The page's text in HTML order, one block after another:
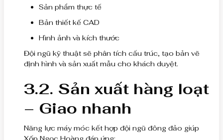
Sản phẩm thực tế
Bản thiết kế CAD
Hình ảnh và kích thước
Đội ngũ kỹ thuật sẽ phân tích cấu trúc, tạo bản vẽ
định hình và sản xuất mẫu cho khách duyệt.
3.2. Sản xuất hàng loạt
– Giao nhanh
Năng lực máy móc kết hợp đội ngũ đông đảo giúp